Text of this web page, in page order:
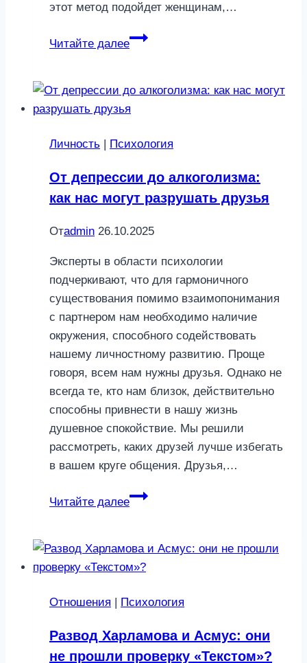
этот метод подойдет женщинам,…
Читайте далее
Полный
эффективных
способа
стресс
Личность Психология
От депрессии до алкоголизма:
как нас могут разрушать друзья
Отadmin 26.10.2025
Эксперты в области психологии
подчеркивают, что для гармоничного
существования помимо взаимопонимания
с партнером нам необходимо наличие
окружения, способного содействовать
нашему личностному развитию. Проще
говоря, всем нам нужны друзья. Однако не
всегда те, кто нам близок, действительно
способны привнести в нашу жизнь
душевное спокойствие. Мы решили
рассмотреть, каких друзей лучше избегать
в вашем круге общения. Друзья,…
Читайте далее
От
алкоголизма:
как
могут
друзья
Отношения Психология
Развод Харламова и Асмус: они
не прошли проверку «Текстом»?